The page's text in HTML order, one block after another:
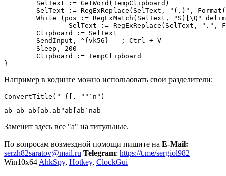
Например в кодинге можно использовать свои разделители:
ConvertTitle(" {[._""`n")
ab_ab ab{ab.ab"ab[ab`nab
Заменит здесь все "a" на титульные.
По вопросам возмездной помощи пишите на E-Mail:
serzh82saratov@mail.ru Telegram: https://t.me/sergiol982
Win10x64 AhkSpy, Hotkey, ClockGui